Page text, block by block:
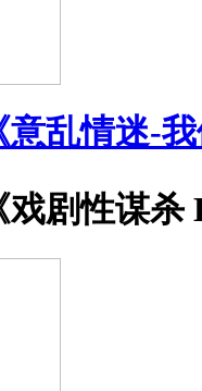
意乱情迷-
戏剧性谋